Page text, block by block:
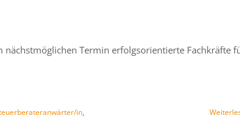
Termin erfolgsorientierte Fachkräfte
in,